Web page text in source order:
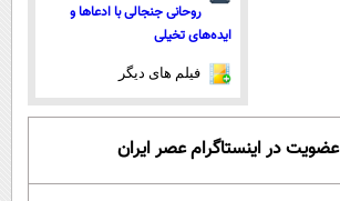
روحانی جنجالی با ادعاها و
ایده‌های تخیلی
فیلم های دیگر
عضویت در اینستاگرام عصر ایران